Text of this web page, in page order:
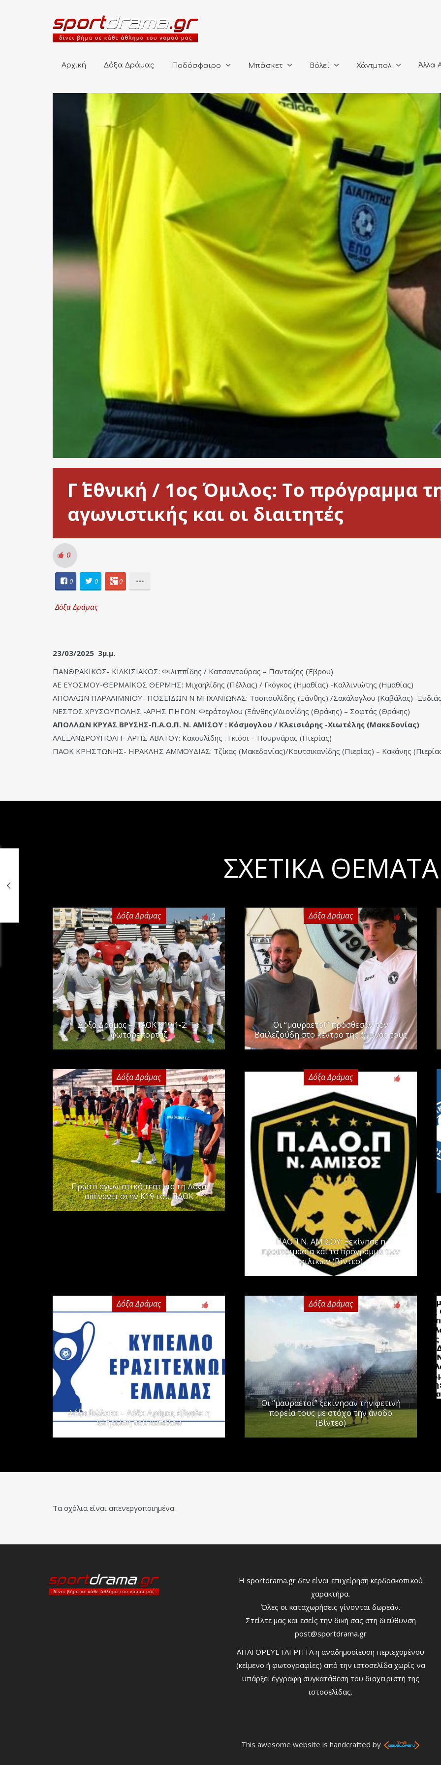
Αρχική Δόξα Δράμας Ποδόσφαιρο Μπάσκετ Βόλεϊ Χάντμπολ Άλλα
Γ΄ Εθνική / 1ος Όμιλος: Το πρόγραμμα
αγωνιστικής και οι διαιτητές
0
0 0 0
Δόξα Δράμας
23/03/2025 3μ.μ.
ΠΑΝΘΡΑΚΙΚΟΣ- ΚΙΛΚΙΣΙΑΚΟΣ: Φιλιππίδης / Κατσαντούρας – Πανταζής (Έβρου)
ΑΕ ΕΥΟΣΜΟΥ-ΘΕΡΜΑΪΚΟΣ ΘΕΡΜΗΣ: Μιχαηλίδης (Πέλλας) / Γκόγκος (Ημαθίας) -Καλλινιώτης (Ημαθίας)
ΑΠΟΛΛΩΝ ΠΑΡΑΛΙΜΝΙΟΥ- ΠΟΣΕΙΔΩΝ Ν ΜΗΧΑΝΙΩΝΑΣ: Τσοπουλίδης (Ξάνθης) /Σακάλογλου (Καβάλας) -
ΝΕΣΤΟΣ ΧΡΥΣΟΥΠΟΛΗΣ -ΑΡΗΣ ΠΗΓΩΝ: Φεράτογλου (Ξάνθης)/Διονίδης (Θράκης) – Σοφτάς (Θράκης)
ΑΠΟΛΛΩΝ ΚΡΥΑΣ ΒΡΥΣΗΣ-Π.Α.Ο.Π. Ν. ΑΜΙΣΟΥ : Κόσμογλου / Κλεισιάρης -Χιωτέλης (Μακεδονίας)
ΑΛΕΞΑΝΔΡΟΥΠΟΛΗ- ΑΡΗΣ ΑΒΑΤΟΥ: Κακουλίδης . Γκιόσι – Πουρνάρας (Πιερίας)
ΠΑΟΚ ΚΡΗΣΤΩΝΗΣ- ΗΡΑΚΛΗΣ ΑΜΜΟΥΔΙΑΣ: Τζίκας (Μακεδονίας)/Κουτσικανίδης (Πιερίας) – Κακάνης
ΣΧΕΤΙΚΆ ΘΈΜΑΤΑ
Δόξα Δράμας 2
Δόξα Δράμας – ΠΑΟΚ Κ19 1-2: Το
φωτορεπορτάζ
Δόξα Δράμας 1
Οι “μαυραετοί” πρόσθεσαν τον
Βαϊλεζούδη στο κέντρο της άμυνας τους
Δόξα Δράμας 2
Πρώτο αγωνιστικό τεστ για τη Δόξα
απέναντι στην Κ19 του ΠΑΟΚ
Δόξα Δράμας
ΠΑΟΠ Ν. ΑΜΙΣΟΥ: Ξεκίνησε η
προετοιμασία και το πρόγραμμα των
φιλικών (Βίντεο)
Δόξα Δράμας
Δόξα Βώλακα – Δόξα Δράμας έβγαλε η
κλήρωση του κυπέλου
Δόξα Δράμας 2
Οι “μαυραετοί” ξεκίνησαν την φετινή
πορεία τους με στόχο την άνοδο
(Βίντεο)
Τα σχόλια είναι απενεργοποιημένα.
Η sportdrama.gr δεν είναι επιχείρηση κερδοσκοπικού
χαρακτήρα.
Όλες οι καταχωρήσεις γίνονται δωρεάν.
Στείλτε μας και εσείς την δική σας στη διεύθυνση
post@sportdrama.gr
ΑΠΑΓΟΡΕΥΕΤΑΙ ΡΗΤΑ η αναδημοσίευση περιεχομένου
(κείμενο ή φωτογραφίες) από την ιστοσελίδα χωρίς να
υπάρξει έγγραφη συγκατάθεση του διαχειριστή της
ιστοσελίδας.
This awesome website is handcrafted by